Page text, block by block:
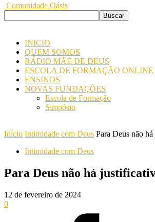
Comunidade Oásis
INICIO
QUEM SOMOS
RÁDIO MÃE DE DEUS
ESCOLA DE FORMAÇÃO ONLINE
ENSINOS
NOVAS FUNDAÇÕES
Escola de Formação
Simpósio
Início Intimidade com Deus Para Deus não
Intimidade com Deus
Para Deus não há
12 de fevereiro de 2024
0